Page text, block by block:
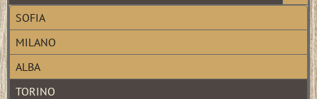
SOFIA
MILANO
ALBA
TORINO